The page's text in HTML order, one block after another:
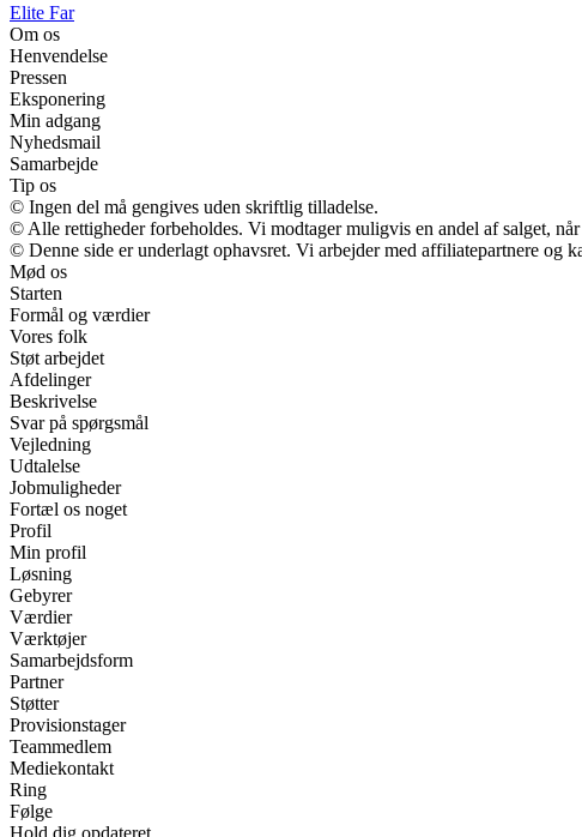
Elite Far
Om os
Henvendelse
Pressen
Eksponering
Min adgang
Nyhedsmail
Samarbejde
Tip os
© Ingen del må gengives uden skriftlig tilladelse.
© Alle rettigheder forbeholdes. Vi modtager muligvis en andel af salget,
© Denne side er underlagt ophavsret. Vi arbejder med affiliatepartnere og
Mød os
Starten
Formål og værdier
Vores folk
Støt arbejdet
Afdelinger
Beskrivelse
Svar på spørgsmål
Vejledning
Udtalelse
Jobmuligheder
Fortæl os noget
Profil
Min profil
Løsning
Gebyrer
Værdier
Værktøjer
Samarbejdsform
Partner
Støtter
Provisionstager
Teammedlem
Mediekontakt
Ring
Følge
Hold dig opdateret